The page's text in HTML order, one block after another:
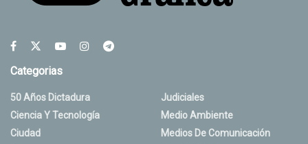
Categorias
50 Años Dictadura
Ciencia Y Tecnología
Ciudad
Judiciales
Medio Ambiente
Medios De Comunicación